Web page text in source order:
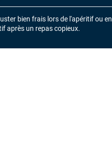
bien frais lors de l'apéritif ou en
après un repas copieux.